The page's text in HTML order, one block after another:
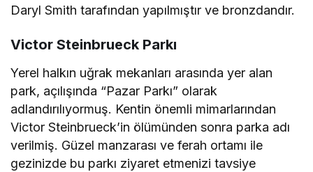
Daryl Smith tarafından yapılmıştır ve bronzdandır.
Victor Steinbrueck Parkı
Yerel halkın uğrak mekanları arasında yer alan
park, açılışında “Pazar Parkı” olarak
adlandırılıyormuş. Kentin önemli mimarlarından
Victor Steinbrueck’in ölümünden sonra parka adı
verilmiş. Güzel manzarası ve ferah ortamı ile
gezinizde bu parkı ziyaret etmenizi tavsiye